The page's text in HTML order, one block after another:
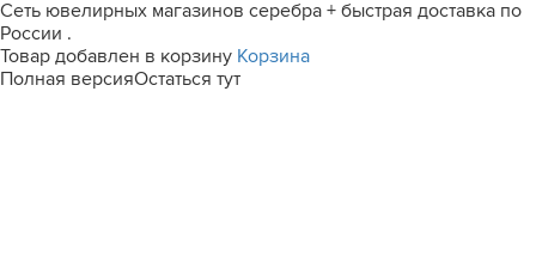
Сеть ювелирных магазинов серебра + быстрая доставка по
России .
Товар добавлен в корзину Корзина
Полная версияОстаться тут